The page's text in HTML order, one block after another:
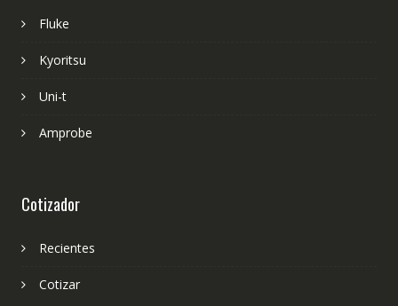
Fluke
Kyoritsu
Uni-t
Amprobe
Cotizador
Recientes
Cotizar